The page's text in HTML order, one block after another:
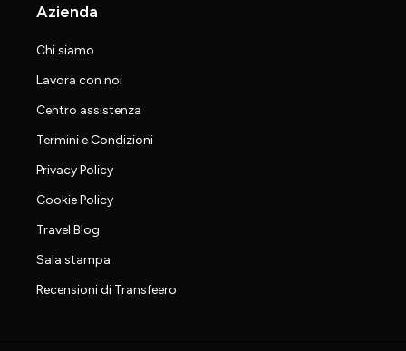
Azienda
Chi siamo
Lavora con noi
Centro assistenza
Termini e Condizioni
Privacy Policy
Cookie Policy
Travel Blog
Sala stampa
Recensioni di Transfeero